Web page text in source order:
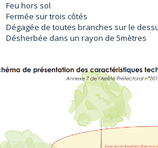
Feu hors sol
Fermée sur trois côtés
Dégagée de toutes branches sur le
Désherbée dans un rayon de 5mètres